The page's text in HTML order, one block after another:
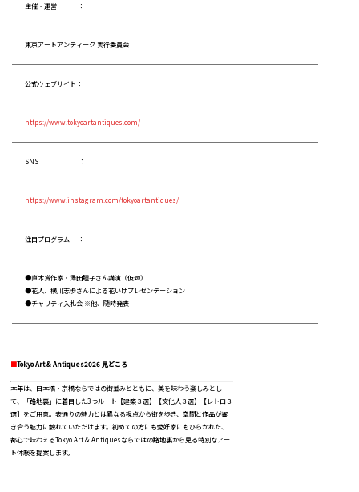
主催・運営 ：
東京アートアンティーク 実行委員会
公式ウェブサイト：
https://www.tokyoartantiques.com/
SNS ：
https://www.instagram.com/tokyoartantiques/
注目プログラム ：
●直木賞作家・澤田瞳子さん講演（仮題）
●花人、横川志歩さんによる花いけプレゼンテーション
●チャリティ入札会 ※他、随時発表
■Tokyo Art & Antiques2026 見どころ
本年は、日本橋・京橋ならではの街並みとともに、美を味わう楽しみとし
て、「路地裏」に着目した3つルート【建築３選】【文化人３選】【レトロ３
選】をご用意。表通りの魅力とは異なる視点から街を歩き、空間と作品が響
き合う魅力に触れていただけます。初めての方にも愛好家にもひらかれた、
都心で味わえるTokyo Art & Antiquesならではの路地裏から見る特別なアー
ト体験を提案します。